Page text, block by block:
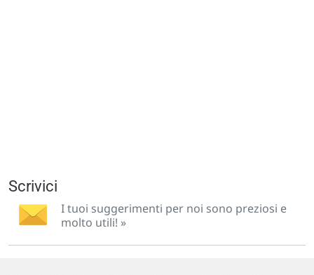
Scrivici
I tuoi suggerimenti per noi sono preziosi e
molto utili! »